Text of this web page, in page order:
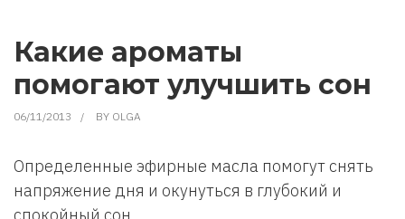
ЧАСТЬ
2.
Какие ароматы
помогают улучшить сон
06/11/2013 BY OLGA
Определенные эфирные масла помогут снять
напряжение дня и окунуться в глубокий и